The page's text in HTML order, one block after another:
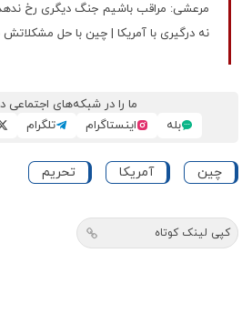
مرعشی: مراقب باشیم جنگ دیگری رخ
نه درگیری با آمریکا | چین با حل مشکلاتش
ما را در شبکه‌های اجتماعی
بله
اینستاگرام تلگرام
چین آمریکا تحریم
کپی لینک کوتاه